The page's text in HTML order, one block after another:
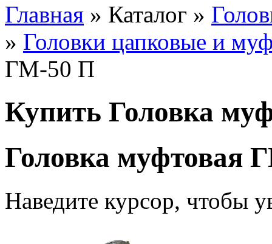
Главная » Каталог »
» Головки цапковые и
ГМ-50 П
Купить Головка
Головка муфтовая
Наведите курсор, чтобы